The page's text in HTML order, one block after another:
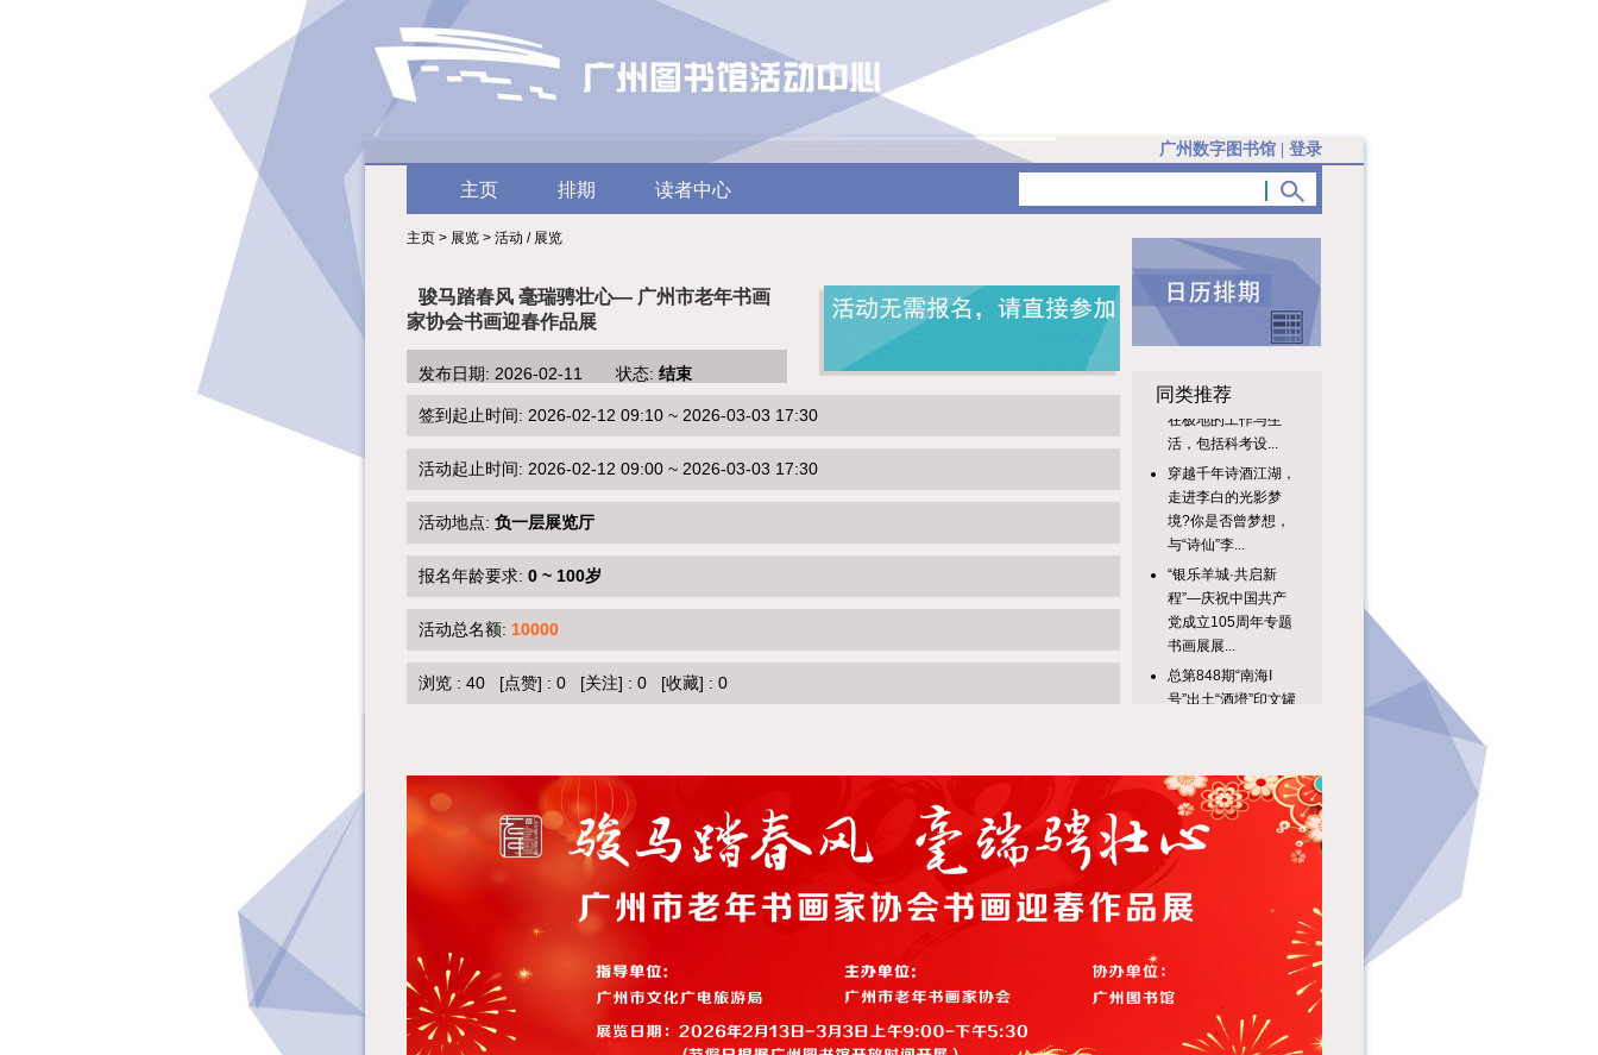
广州数字图书馆 登录
主页 排期 读者中心
主页 > 展览 > 活动 / 展览
骏马踏春风 毫瑞骋壮心— 广州市老年书画
家协会书画迎春作品展
发布日期: 2026-02-11 状态: 结束
签到起止时间: 2026-02-12 09:10 ~ 2026-03-03 17:30
活动起止时间: 2026-02-12 09:00 ~ 2026-03-03 17:30
活动地点: 负一层展览厅
报名年龄要求: 0 ~ 100岁
活动总名额: 10000
浏览 : 40 [点赞] : 0 [关注] : 0 [收藏] : 0
同类推荐
在极地的工作与生
活，包括科考设...
穿越千年诗酒江湖，
走进李白的光影梦
境?你是否曾梦想，
与“诗仙”李...
“银乐羊城·共启新
程”—庆祝中国共产
党成立105周年专题
书画展展...
总第848期“南海I
号”出土“酒墱”印文罐
隐藏的历史细节主讲
代人物画家骏马主题
作品邀请展 展览时
间：202...
在信息多元发展的今
体边界，从纸页延伸
春风拂面，四月芳菲
里舒展生长。在这个
广州读书月...